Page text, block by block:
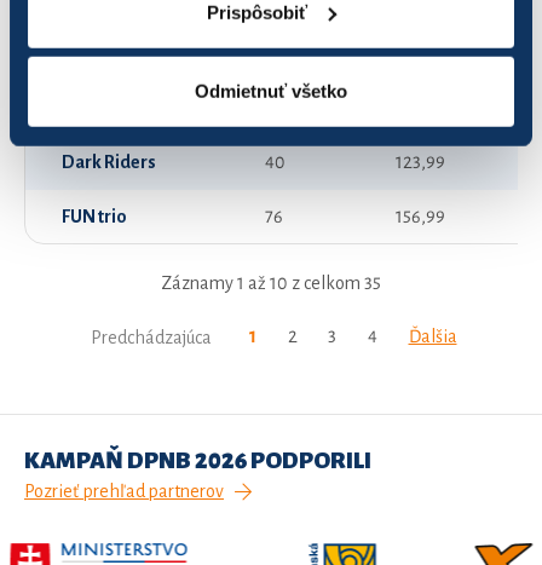
Prispôsobiť
Odmietnuť všetko
Cuky Luky Naty Team 129 498,85
Dark Riders 40 123,99
FUN trio 76 156,99
Záznamy 1 až 10 z celkom 35
Predchádzajúca 1 2 3 4 Ďalšia
KAMPAŇ DPNB 2026 PODPORILI
Pozrieť prehľad partnerov